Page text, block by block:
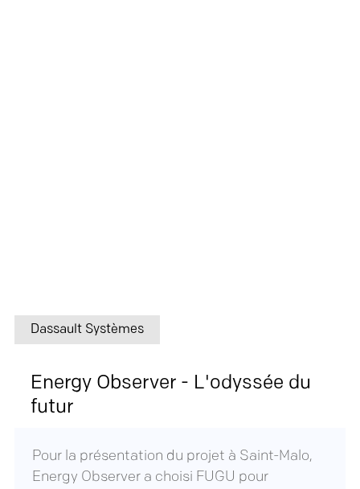
Dassault Systèmes
Energy Observer - L'odyssée du
futur
Pour la présentation du projet à Saint-Malo,
Energy Observer a choisi FUGU pour